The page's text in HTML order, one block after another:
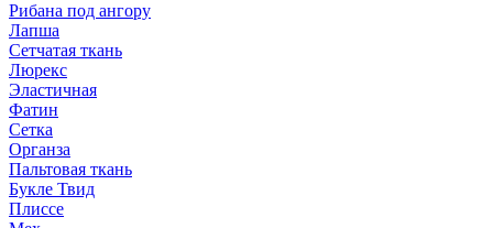
Рибана под ангору
Лапша
Сетчатая ткань
Люрекс
Эластичная
Фатин
Сетка
Органза
Пальтовая ткань
Букле Твид
Плиссе